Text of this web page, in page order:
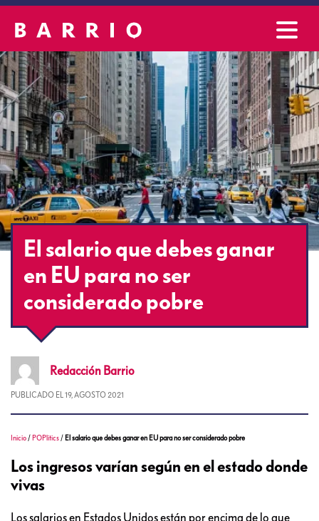
El salario que debes ganar
en EU para no ser
considerado pobre
Redacción Barrio
PUBLICADO EL 19, AGOSTO 2021
Inicio / POPlitics / El salario que debes ganar en EU para no ser considerado pobre
Los ingresos varían según en el estado donde
vivas
Los salarios en Estados Unidos están por encima de lo que